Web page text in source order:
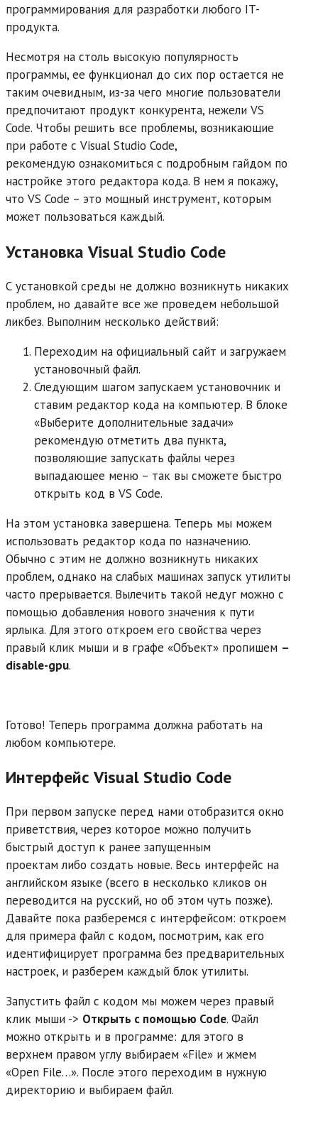
программирования для разработки любого IT-
продукта.
Несмотря на столь высокую популярность
программы, ее функционал до сих пор остается не
таким очевидным, из-за чего многие пользователи
предпочитают продукт конкурента, нежели VS
Code. Чтобы решить все проблемы, возникающие
при работе с Visual Studio Code,
рекомендую ознакомиться с подробным гайдом по
настройке этого редактора кода. В нем я покажу,
что VS Code – это мощный инструмент, которым
может пользоваться каждый.
Установка VisualStudio Code
С установкой среды не должно возникнуть никаких
проблем, но давайте все же проведем небольшой
ликбез. Выполним несколько действий:
Переходим на официальный сайт и загружаем
установочный файл.
Следующим шагом запускаем установочник и
ставим редактор кода на компьютер. В блоке
«Выберите дополнительные задачи»
рекомендую отметить два пункта,
позволяющие запускать файлы через
выпадающее меню – так вы сможете быстро
открыть код в VS Code.
На этом установка завершена. Теперь мы можем
использовать редактор кода по назначению.
Обычно с этим не должно возникнуть никаких
проблем, однако на слабых машинах запуск утилиты
часто прерывается. Вылечить такой недуг можно с
помощью добавления нового значения к пути
ярлыка. Для этого откроем его свойства через
правый клик мыши и в графе «Объект» пропишем –
disable-gpu.
Готово! Теперь программа должна работать на
любом компьютере.
Интерфейс VisualStudio Code
При первом запуске перед нами отобразится окно
приветствия, через которое можно получить
быстрый доступ к ранее запущенным
проектам либо создать новые. Весь интерфейс на
английском языке (всего в несколько кликов он
переводится на русский, но об этом чуть позже).
Давайте пока разберемся с интерфейсом: откроем
для примера файл с кодом, посмотрим, как его
идентифицирует программа без предварительных
настроек, и разберем каждый блок утилиты.
Запустить файл с кодом мы можем через правый
клик мыши -> Открыть с помощью Code. Файл
можно открыть и в программе: для этого в
верхнем правом углу выбираем «File» и жмем
«Open File…». После этого переходим в нужную
директорию и выбираем файл.